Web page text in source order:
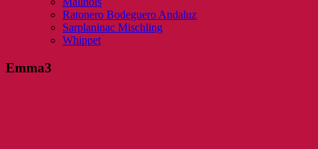
Ratonero Bodeguero Andaluz
Sarplaninac Mischling
Whippet
Emma3